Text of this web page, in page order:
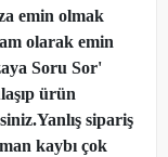
emin olmak
olarak emin
Soru Sor'
ürün
sipariş
kaybı çok